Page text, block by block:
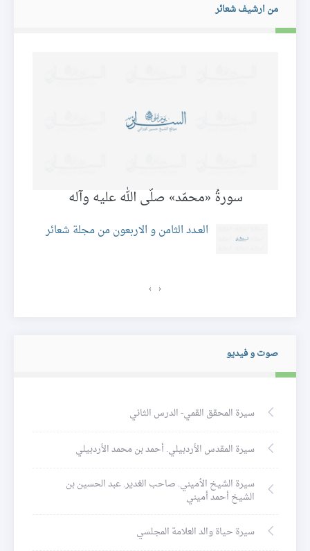
من ارشيف شعائر
سورةُ «محمّد» صلّى الله عليه وآله
العـدد الثامن و الاربعون من مجلة شعائر
‹
›
صوت و فيديو
سيرة المحقق القمي- الدرس الثاني
سيرة المقدس الأردبيلي. أحمد بن محمد الأردبيلي
سيرة الشيخ الأميني. صاحب الغدير. عبد الحسين بن
الشيخ أحمد أميني
سيرة حياة والد العلامة المجلسي